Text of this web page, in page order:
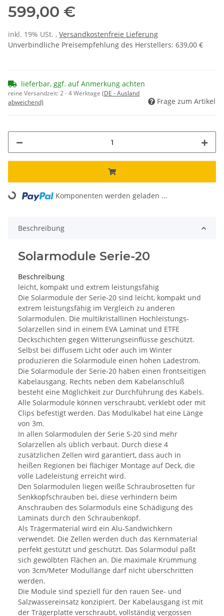
599,00 €
inkl. 19% USt. , Versandkostenfreie Lieferung
Unverbindliche Preisempfehlung des Herstellers: 639,00 €
lieferbar, ggf. auf Anmerkung achten
reine Versandzeit:2 - 4 Werktage (DE - Ausland
abweichend)
Frage zum Artikel
Loading... Komponenten werden geladen ...
Beschreibung
Solarmodule Serie-20
Beschreibung
leicht, kompakt und extrem leistungsfähig
Die Solarmodule der Serie-20 sind leicht, kompakt und
extrem leistungsfähig im Vergleich zu anderen
Solarmodulen. Die multikristallinen Hochleistungs-
Solarzellen sind in einem EVA Laminat und ETFE
Deckschichten gegen Witterungseinflüsse geschützt.
Selbst bei diffusem Licht oder auch im Winter
produzieren die Solarmodule einen hohen Ladestrom.
Die Solarmodule der Serie-20 haben einen frontseitigen
Kabelausgang. Rechts neben dem Kabelanschluß
besteht eine Möglichkeit zur Durchführung des Kabels.
Alle Solarmodule können verschraubt, verklebt oder mit
Clips befestigt werden. Das Modulkabel hat eine Länge
von 3m.
In allen Solarmodulen der Serie S-20 sind mehr
Solarzellen als üblich verbaut. Durch diese 4
zusätzlichen Zellen wird garantiert, dass auch in
heißen Regionen bei flächiger Montage auf Deck, die
volle Ladeleistung erreicht wird.
Den Solarmodulen liegen weiße Schraubrosetten für
Senkkopfschrauben bei, diese verhindern beim
Anschrauben des Solarmoduls eine Schädigung des
Laminats durch den Schraubenkopf.
Als Trägermaterial wird ein Alu-Sandwichkern
verwendet. Die Zellen werden duch das Kernmaterial
perfekt gestützt und geschützt. Das Solarmodul paßt
sich gewölbten Flächen an. Die maximale Krümmung
von 3cm/Meter Modullänge darf nicht überschritten
werden.
Die Module sind speziell für den rauen See- und
Salzwassereinsatz konzipiert. Der Kabelausgang ist mit
der Trägerplatte verschraubt, vollständig vergossen